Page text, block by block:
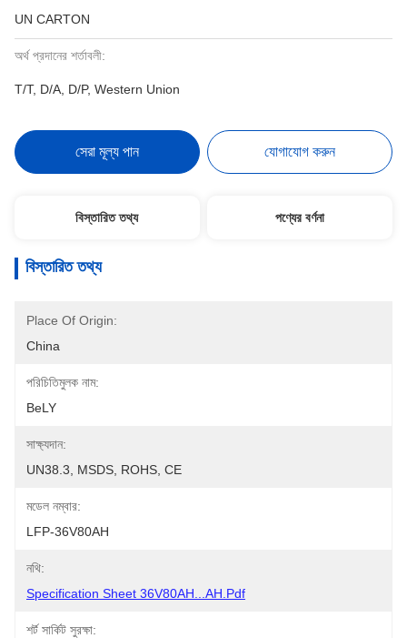
UN CARTON
অর্থ প্রদানের শর্তাবলী:
T/T, D/A, D/P, Western Union
সেরা মূল্য পান যোগাযোগ করুন
বিস্তারিত তথ্য পণ্যের বর্ণনা
বিস্তারিত তথ্য
Place Of Origin:
China
পরিচিতিমুলক নাম:
BeLY
সাক্ষ্যদান:
UN38.3, MSDS, ROHS, CE
মডেল নম্বার:
LFP-36V80AH
নথি:
Specification Sheet 36V80AH...AH.pdf
শর্ট সার্কিট সুরক্ষা: